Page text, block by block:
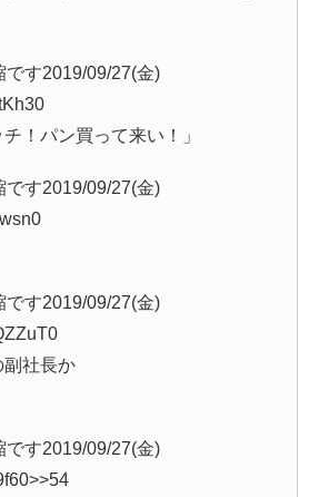
す2019/09/27(金)
！パン買って来い！」
す2019/09/27(金)
す2019/09/27(金)
副社長か
す2019/09/27(金)